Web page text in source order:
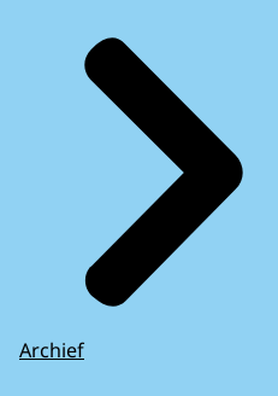
Archief